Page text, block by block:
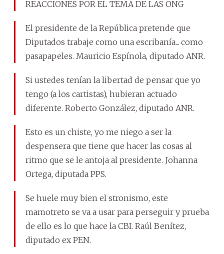
REACCIONES POR EL TEMA DE LAS ONG
El presidente de la República pretende que
Diputados trabaje como una escribanía... como
pasapapeles. Mauricio Espínola, diputado ANR.
Si ustedes tenían la libertad de pensar que yo
tengo (a los cartistas), hubieran actuado
diferente. Roberto González, diputado ANR.
Esto es un chiste, yo me niego a ser la
despensera que tiene que hacer las cosas al
ritmo que se le antoja al presidente. Johanna
Ortega, diputada PPS.
Se huele muy bien el stronismo, este
mamotreto se va a usar para perseguir y prueba
de ello es lo que hace la CBI. Raúl Benítez,
diputado ex PEN.